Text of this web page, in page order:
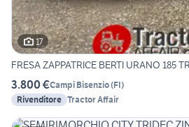
17
FRESA ZAPPATRICE BERTI URANO 185
3.800 €Campi Bisenzio(FI)
Rivenditore Tractor Affair